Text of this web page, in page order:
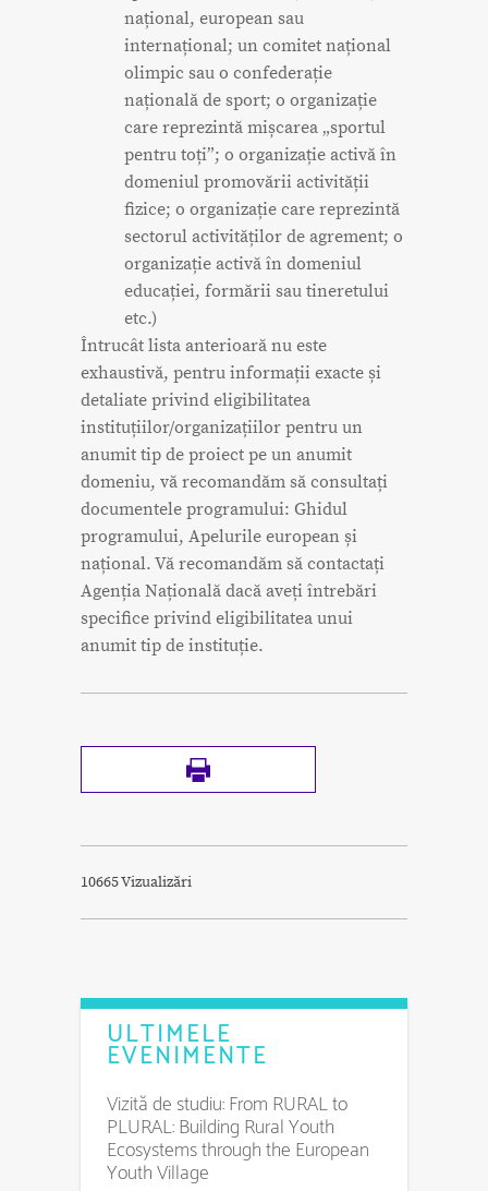
național, european sau
internațional; un comitet național
olimpic sau o confederație
națională de sport; o organizație
care reprezintă mișcarea „sportul
pentru toți”; o organizație activă în
domeniul promovării activității
fizice; o organizație care reprezintă
sectorul activităților de agrement; o
organizație activă în domeniul
educației, formării sau tineretului
etc.)
Întrucât lista anterioară nu este
exhaustivă, pentru informații exacte și
detaliate privind eligibilitatea
instituțiilor/organizațiilor pentru un
anumit tip de proiect pe un anumit
domeniu, vă recomandăm să consultați
documentele programului: Ghidul
programului, Apelurile european și
național. Vă recomandăm să contactați
Agenția Națională dacă aveți întrebări
specifice privind eligibilitatea unui
anumit tip de instituție.
10665 Vizualizări
ULTIMELE
EVENIMENTE
Vizită de studiu: From RURAL to
PLURAL: Building Rural Youth
Ecosystems through the European
Youth Village